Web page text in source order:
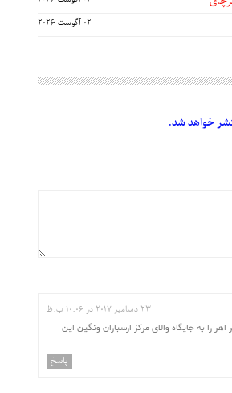
02 آگوست 2026
خواهد شد.
23 دسامبر 2017 در 10:06 ب.ظ
را به جایگاه والای مرکز ارسباران ونگین این
پاسخ